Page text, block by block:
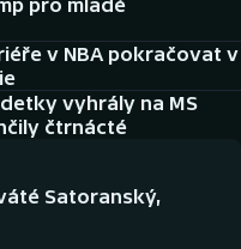
pro mladé
v NBA pokračovat v
vyhrály na MS
čtrnácté
Satoranský,